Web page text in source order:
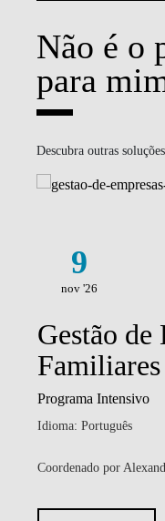
Não é o
para
Descubra outras
9
nov '26
Gestão de
Familiares
Programa Intensivo
Idioma: Português
Coordenado por